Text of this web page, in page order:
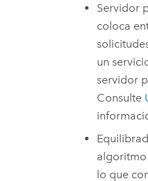
Servidor
coloca
un
servidor
Consulte
lo que